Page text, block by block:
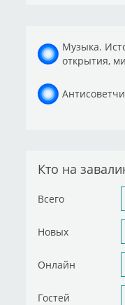
Музыка.
открытия,
Кто на
Всего
Новых
Онлайн
Гостей